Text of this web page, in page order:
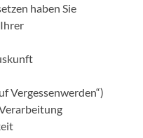
haben Sie
Vergessenwerden“)